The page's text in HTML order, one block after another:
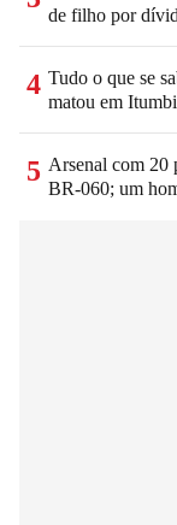
de filho por
4 Tudo o que se
matou em
5 Arsenal com 20
BR-060; um